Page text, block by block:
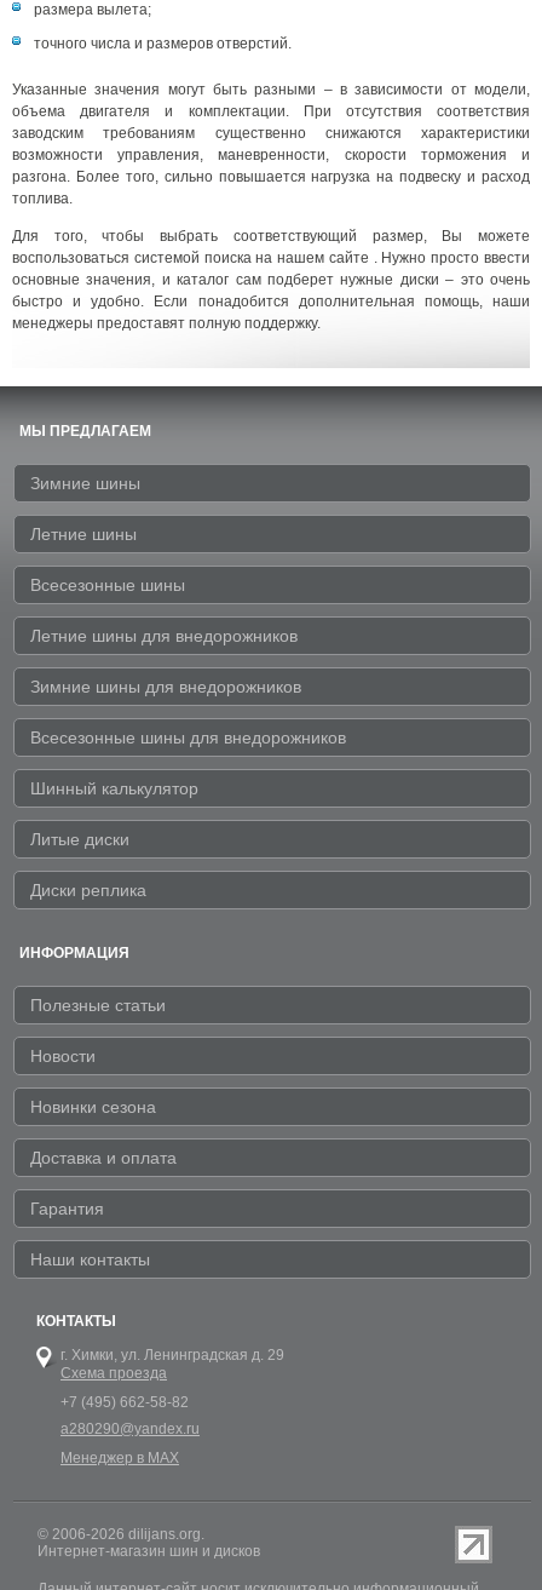
размера вылета;
точного числа и размеров отверстий.
Указанные значения могут быть разными – в зависимости от модели,
объема двигателя и комплектации. При отсутствия соответствия
заводским требованиям существенно снижаются характеристики
возможности управления, маневренности, скорости торможения и
разгона. Более того, сильно повышается нагрузка на подвеску и расход
топлива.
Для того, чтобы выбрать соответствующий размер, Вы можете
воспользоваться системой поиска на нашем сайте . Нужно просто ввести
основные значения, и каталог сам подберет нужные диски – это очень
быстро и удобно. Если понадобится дополнительная помощь, наши
менеджеры предоставят полную поддержку.
МЫ ПРЕДЛАГАЕМ
Зимние шины
Летние шины
Всесезонные шины
Летние шины для внедорожников
Зимние шины для внедорожников
Всесезонные шины для внедорожников
Шинный калькулятор
Литые диски
Диски реплика
ИНФОРМАЦИЯ
Полезные статьи
Новости
Новинки сезона
Доставка и оплата
Гарантия
Наши контакты
КОНТАКТЫ
г. Химки, ул. Ленинградская д. 29
Схема проезда
+7 (495) 662-58-82
a280290@yandex.ru
Менеджер в MAX
© 2006-2026 dilijans.org.
Интернет-магазин шин и дисков